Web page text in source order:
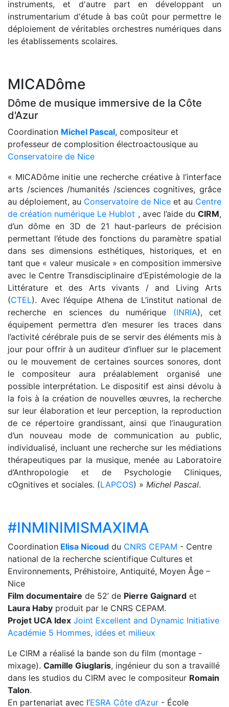
instruments, et d'autre part en développant un
instrumentarium d'étude à bas coût pour permettre le
déploiement de véritables orchestres numériques dans
les établissements scolaires.
MICADôme
Dôme de musique immersive de la Côte
d'Azur
Coordination Michel Pascal, compositeur et
professeur de complosition électroactousique au
Conservatoire de Nice
« MICADôme initie une recherche créative à l’interface
arts /sciences /humanités /sciences cognitives, grâce
au déploiement, au Conservatoire de Nice et au Centre
de création numérique Le Hublot , avec l’aide duCIRM,
d’un dôme en 3D de 21 haut-parleurs de précision
permettant l’étude des fonctions du paramètre spatial
dans ses dimensions esthétiques, historiques, et en
tant que « valeur musicale » en composition immersive
avec le Centre Transdisciplinaire d’Epistémologie de la
Littérature et des Arts vivants / and Living Arts
(CTEL). Avec l’équipe Athena de L’institut national de
recherche en sciences du numérique (INRIA), cet
équipement permettra d’en mesurer les traces dans
l’activité cérébrale puis de se servir des éléments mis à
jour pour offrir à un auditeur d’influer sur le placement
ou le mouvement de certaines sources sonores, dont
le compositeur aura préalablement organisé une
possible interprétation. Le dispositif est ainsi dévolu à
la fois à la création de nouvelles œuvres, la recherche
sur leur élaboration et leur perception, la reproduction
de ce répertoire grandissant, ainsi que l’inauguration
d’un nouveau mode de communication au public,
individualisé, incluant une recherche sur les médiations
thérapeutiques par la musique, menée au Laboratoire
d’Anthropologie et de Psychologie Cliniques,
cOgnitives et sociales. (LAPCOS) » Michel Pascal.
#INMINIMISMAXIMA
Coordination Elisa Nicoud du CNRS CEPAM - Centre
national de la recherche scientifique Cultures et
Environnements, Préhistoire, Antiquité, Moyen Âge –
Nice
Film documentaire de 52’ de Pierre Gaignard et
Laura Haby produit par le CNRS CEPAM.
Projet UCA Idex Joint Excellent and Dynamic Initiative
Académie 5 Hommes, idées et milieux
Le CIRM a réalisé la bande son du film (montage -
mixage). Camille Giuglaris, ingénieur du son a travaillé
dans les studios du CIRM avec le compositeur Romain
Talon.
En partenariat avec l’ESRA Côte d’Azur - École